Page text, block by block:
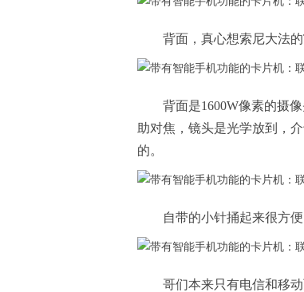
背面，真心想索尼大法
背面是1600W像素的摄
助对焦，镜头是光学放到，
的。
自带的小针捅起来很方便
哥们本来只有电信和移